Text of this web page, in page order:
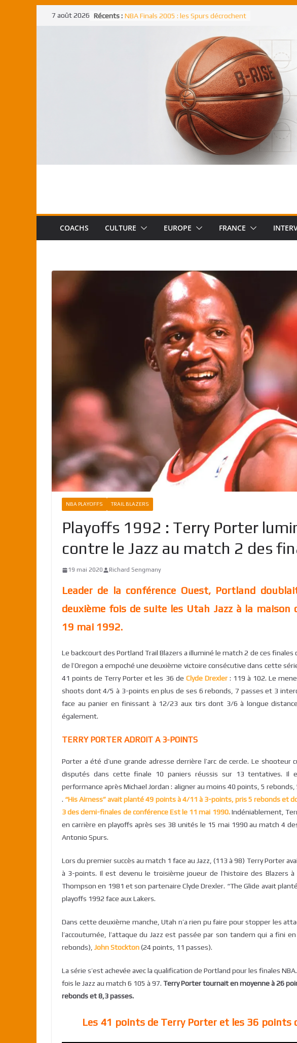
Passer7 août 2026 Récents : NBA Finals 2005 : les Spurs décrochent
NBA Finals 2021 : les Bucks et Giannis
Antetokounmpo triomphent, le Greek
Shai Gilgeous-Alexander : son premier
match à plus de 40 points en NBA, le
canadien transcendant face aux Spurs
Pau Gasol dans l’histoire en 2002 :
premier européen sacré Rookie de
Rudy Gobert, deuxième Français élu
meilleur défenseur d’une saison NBA
COACHS CULTURE EUROPE FRANCE
NBA PLAYOFFS TRAIL BLAZERS
Playoffs 1992 : Terry Porter
contre le Jazz au match 2 des
19 mai 2020 Richard Sengmany
Leader de la conférence Ouest, Portland
deuxième fois de suite les Utah Jazz à la
19 mai 1992.
Le backcourt des Portland Trail Blazers a illuminé le match 2 de ces finales
de l’Oregon a empoché une deuxième victoire consécutive dans cette
41 points de Terry Porter et les 36 de Clyde Drexler: 119 à 102. Le
shoots dont 4/5 à 3-points en plus de ses 6 rebonds, 7 passes et 3
face au panier en finissant à 12/23 aux tirs dont 3/6 à longue
également.
TERRY PORTER ADROIT A 3-POINTS
Porter a été d’une grande adresse derrière l’arc de cercle. Le
disputés dans cette finale 10 paniers réussis sur 13 tentatives. Il
performance après Michael Jordan : aligner au moins 40 points, 5
. “His Airness” avait planté 49 points à 4/11 à 3-points, pris 5 rebonds et
3 des demi-finales de conférence Est le 11 mai 1990.Indéniablement,
en carrière en playoffs après ses 38 unités le 15 mai 1990 au match 4
Antonio Spurs.
Lors du premier succès au match 1 face au Jazz, (113 à 98) Terry Porter
à 3-points. Il est devenu le troisième joueur de l’histoire des Blazers
Thompson en 1981 et son partenaire Clyde Drexler. “The Glide avait
playoffs 1992 face aux Lakers.
Dans cette deuxième manche, Utah n’a rien pu faire pour stopper les
l’accoutumée, l’attaque du Jazz est passée par son tandem qui a fini
rebonds), John Stockton(24 points, 11 passes).
La série s’est achevée avec la qualification de Portland pour les finales
fois le Jazz au match 6 105 à 97. Terry Porter tournait en moyenne à 26
rebonds et 8,3 passes.
Les 41 points de Terry Porter et les 36 points